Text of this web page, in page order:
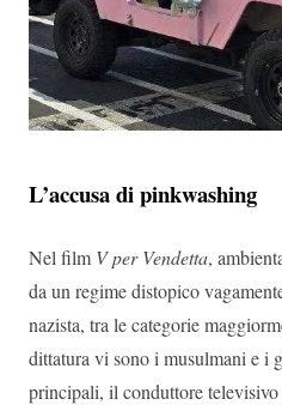
L’accusa di pinkwashing
Nel film V per Vendetta,
da un regime distopico
nazista, tra le categorie
dittatura vi sono i musulmani e i
principali, il conduttore